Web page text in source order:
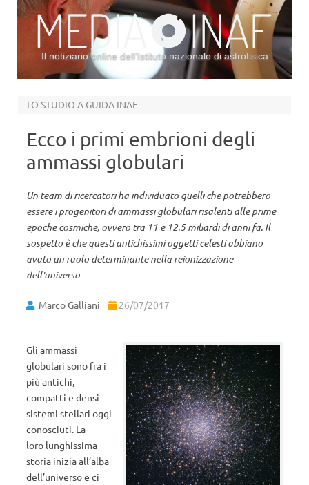
Il notiziario online dell’Istituto nazionale di astrofisica
LO STUDIO A GUIDA INAF
Ecco i primi embrioni degli
ammassi globulari
Un team di ricercatori ha individuato quelli che potrebbero
essere i progenitori di ammassi globulari risalenti alle prime
epoche cosmiche, ovvero tra 11 e 12.5 miliardi di anni fa. Il
sospetto è che questi antichissimi oggetti celesti abbiano
avuto un ruolo determinante nella reionizzazione
dell'universo
Marco Galliani 26/07/2017
Gli ammassi
globulari sono fra i
più antichi,
compatti e densi
sistemi stellari oggi
conosciuti. La
loro lunghissima
storia inizia all’alba
dell’universo e ci